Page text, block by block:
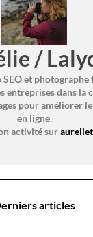
/
SEO et photographe
entreprises dans la
pour améliorer
en ligne.
activité sur
articles